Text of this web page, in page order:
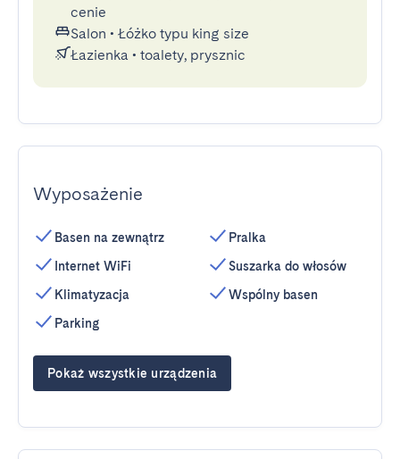
cenie
Salon • Łóżko typu king size
Łazienka • toalety, prysznic
Wyposażenie
Basen na zewnątrz
Internet WiFi
Klimatyzacja
Parking
Pralka
Suszarka do włosów
Wspólny basen
Pokaż wszystkie urządzenia